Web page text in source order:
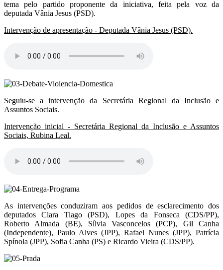
tema pelo partido proponente da iniciativa, feita pela voz da
deputada Vânia Jesus (PSD).
Intervenção de apresentação - Deputada Vânia Jesus (PSD).
Seguiu-se a intervenção da Secretária Regional da Inclusão e
Assuntos Sociais.
Intervenção inicial - Secretária Regional da Inclusão e Assuntos
Sociais, Rubina Leal.
As intervenções conduziram aos pedidos de esclarecimento dos
deputados Clara Tiago (PSD), Lopes da Fonseca (CDS/PP),
Roberto Almada (BE), Sílvia Vasconcelos (PCP), Gil Canha
(Independente), Paulo Alves (JPP), Rafael Nunes (JPP), Patrícia
Spínola (JPP), Sofia Canha (PS) e Ricardo Vieira (CDS/PP).